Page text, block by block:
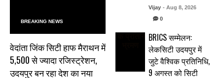
BREAKING NEWS
वेदांता जिंक सिटी हाफ मैराथन में
5,500 से ज्यादा रजिस्ट्रेशन,
उदयपुर बन रहा देश का नया
Vijay - Aug 8, 2026
0
BRICS सम्मेलन:
लेकसिटी उदयपुर में
जुटे वैश्विक प्रतिनिधि,
9 अगस्त को सिटी